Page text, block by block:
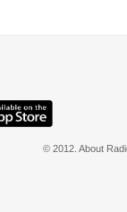
© 2012. About